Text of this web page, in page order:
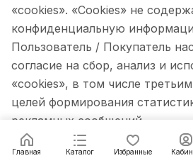
«cookies». «Cookies» не
конфиденциальную
Пользователь / Покупатель
согласие на сбор, анализ и
«cookies», в том числе
целей формирования
рекламных сообщений.
8.6. Продавец получает
посетителя Сайта. Данная
Главная Каталог Избранные